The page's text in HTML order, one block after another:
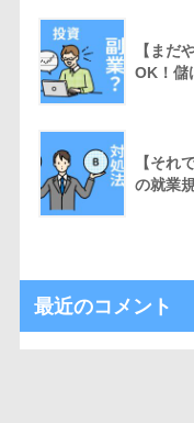
【まだ
OK！儲
【それ
の就業
最近のコメント